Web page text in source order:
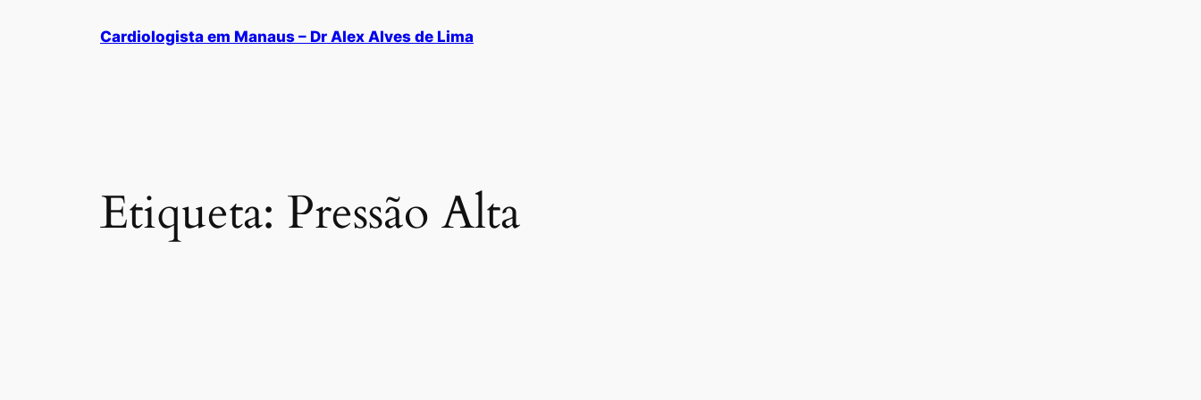
Cardiologista em Manaus – Dr Alex Alves de Lima
Etiqueta: Pressão Alta